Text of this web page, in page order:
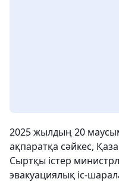
2025 жылдың 20
ақпаратқа сәйкес,
Сыртқы істер
эвакуациялық іс-